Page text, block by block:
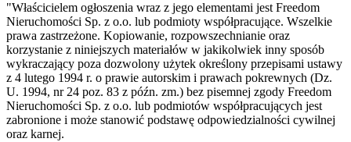
"Właścicielem ogłoszenia wraz z jego elementami jest Freedom
Nieruchomości Sp. z o.o. lub podmioty współpracujące. Wszelkie
prawa zastrzeżone. Kopiowanie, rozpowszechnianie oraz
korzystanie z niniejszych materiałów w jakikolwiek inny sposób
wykraczający poza dozwolony użytek określony przepisami ustawy
z 4 lutego 1994 r. o prawie autorskim i prawach pokrewnych (Dz.
U. 1994, nr 24 poz. 83 z późn. zm.) bez pisemnej zgody Freedom
Nieruchomości Sp. z o.o. lub podmiotów współpracujących jest
zabronione i może stanowić podstawę odpowiedzialności cywilnej
oraz karnej.